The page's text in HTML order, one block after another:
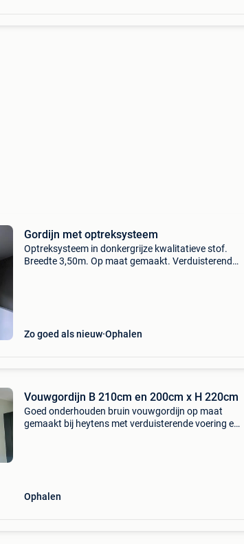
Gordijn met optreksysteem
Optreksysteem in donkergrijze kwalitatieve stof.
Breedte 3,50m. Op maat gemaakt. Verduisterend
Zo goed als nieuw Ophalen
Vouwgordijn B 210cm en 200cm x H 220cm
Goed onderhouden bruin vouwgordijn op maat
gemaakt bij heytens met verduisterende voering en
Ophalen